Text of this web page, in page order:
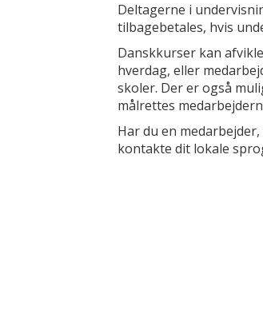
Deltagerne i
tilbagebetales, hvis
Danskkurser kan
hverdag, eller
skoler. Der er også
målrettes
Har du en
kontakte dit lokale